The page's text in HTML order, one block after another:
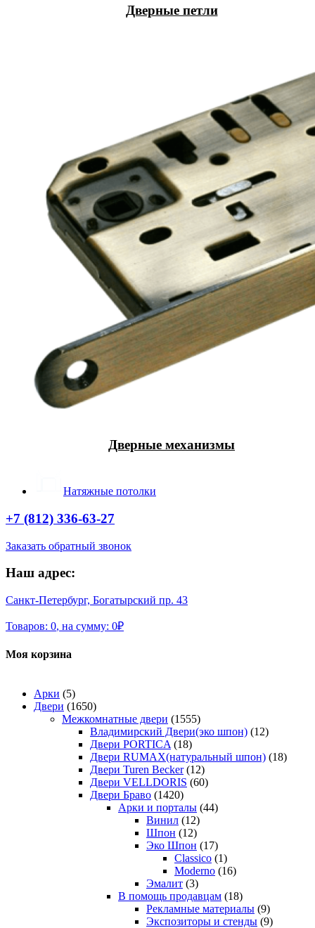
Дверные петли
Дверные механизмы
Натяжные потолки
+7 (812) 336-63-27
Заказать обратный звонок
Наш адрес:
Санкт-Петербург, Богатырский пр. 43
Товаров: 0, на сумму: 0₽
Моя корзина
Арки (5)
Двери (1650)
Межкомнатные двери (1555)
Владимирский Двери(эко шпон) (12)
Двери PORTICA (18)
Двери RUMAX(натуральный шпон) (18)
Двери Turen Becker (12)
Двери VELLDORIS (60)
Двери Браво (1420)
Арки и порталы (44)
Винил (12)
Шпон (12)
Эко Шпон (17)
Classico (1)
Moderno (16)
Эмалит (3)
В помощь продавцам (18)
Рекламные материалы (9)
Экспозиторы и стенды (9)